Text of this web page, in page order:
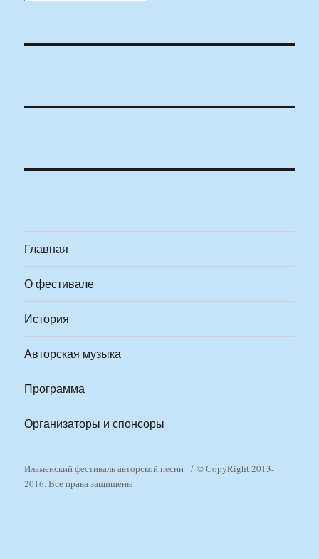
Главная
О фестивале
История
Авторская музыка
Программа
Организаторы и спонсоры
Ильменский фестиваль авторской песни
© CopyRight 2013-
2016. Все права защищены